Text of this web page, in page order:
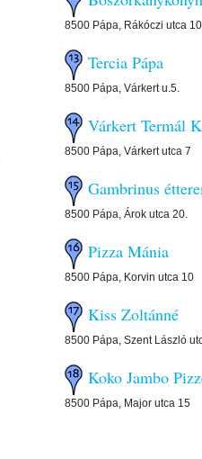
8500 Pápa, Rákóczi utca 10
Tercia Pápa
8500 Pápa, Várkert u.5.
Várkert Termál
8500 Pápa, Várkert utca 7
Gambrinus
8500 Pápa, Árok utca 20.
Pizza Mánia
8500 Pápa, Korvin utca 10
Kiss Zoltánné
8500 Pápa, Szent László
Koko Jambo
8500 Pápa, Major utca 15